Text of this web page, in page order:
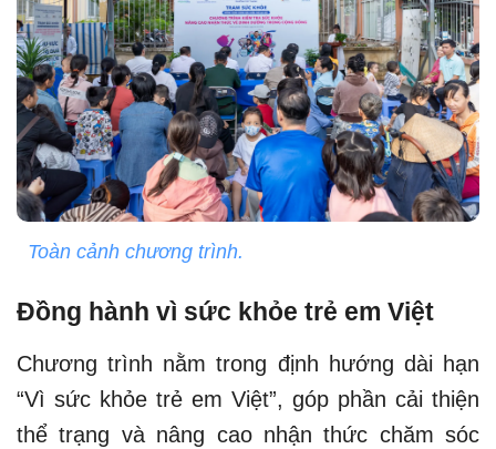
Toàn cảnh chương trình.
Đồng hành vì sức khỏe trẻ em Việt
Chương trình nằm trong định hướng dài hạn
“Vì sức khỏe trẻ em Việt”, góp phần cải thiện
thể trạng và nâng cao nhận thức chăm sóc